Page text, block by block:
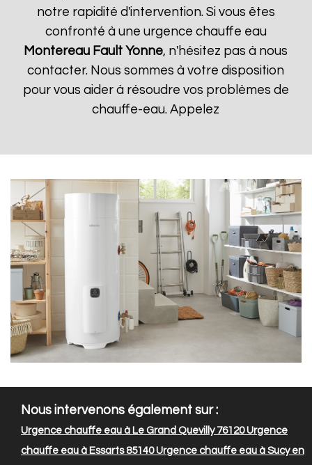
notre rapidité d'intervention. Si vous êtes
confronté à une urgence chauffe eau
Montereau Fault Yonne, n'hésitez pas à nous
contacter. Nous sommes à votre disposition
pour vous aider à résoudre vos problèmes de
chauffe-eau. Appelez
Nous intervenons également sur :
Urgence chauffe eau à Le Grand Quevilly 76120Urgence
chauffe eau à Essarts 85140Urgence chauffe eau à Sucy en